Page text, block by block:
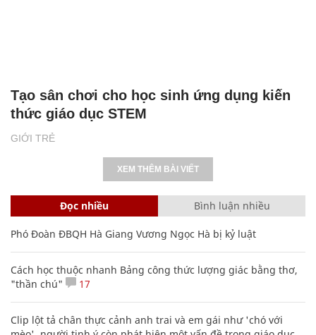
GIỚI TRẺ
Tạo sân chơi cho học sinh ứng dụng kiến
thức giáo dục STEM
XEM THÊM BÀI VIẾT
Đọc nhiều Bình luận nhiều
Phó Đoàn ĐBQH Hà Giang Vương Ngọc Hà bị kỷ luật
Cách học thuộc nhanh Bảng công thức lượng giác bằng thơ,
"thần chú"
17
Clip lột tả chân thực cảnh anh trai và em gái như 'chó với